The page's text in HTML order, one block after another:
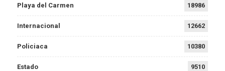
Playa del Carmen 18986
Internacional 12662
Policiaca 10380
Estado 9510